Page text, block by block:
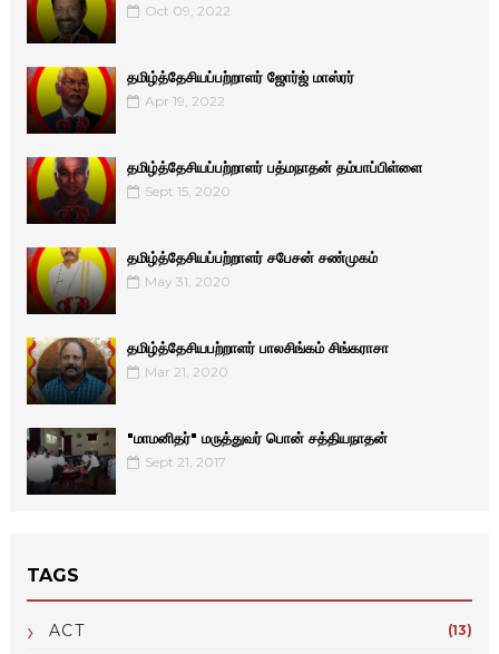
Oct 09, 2022
தமிழ்த்தேசியப்பற்றாளர் ஜோர்ஜ் மாஸ்ரர்
Apr 19, 2022
தமிழ்த்தேசியப்பற்றாளர் பத்மநாதன் தம்பாப்பிள்ளை
Sept 15, 2020
தமிழ்த்தேசியப்பற்றாளர் சபேசன் சண்முகம்
May 31, 2020
தமிழ்த்தேசியபற்றாளர் பாலசிங்கம் சிங்கராசா
Mar 21, 2020
"மாமனிதர்" மருத்துவர் பொன் சத்தியநாதன்
Sept 21, 2017
TAGS
ACT (13)